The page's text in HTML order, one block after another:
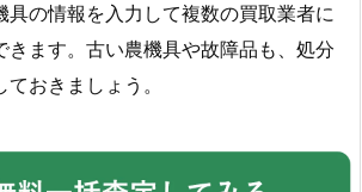
具の情報を入力して複数の買取業者に
きます。古い農機具や故障品も、処分
おきましょう。